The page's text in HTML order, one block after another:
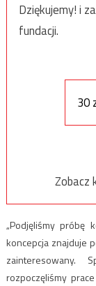
Dziękujemy! i
fundacji.
30
Zobacz
„Podjęliśmy próbę
koncepcja znajduje
zainteresowany.
rozpoczęliśmy